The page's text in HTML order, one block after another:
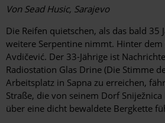
Von Sead Husic, Sarajevo
Die Reifen quietschen, als das bald 35
weitere Serpentine nimmt. Hinter
Avdičević. Der 33-Jährige ist
Radiostation Glas Drine (Die Stimme
Arbeitsplatz in Sapna zu erreichen,
Straße, die von seinem Dorf
über eine dicht bewaldete Bergkette